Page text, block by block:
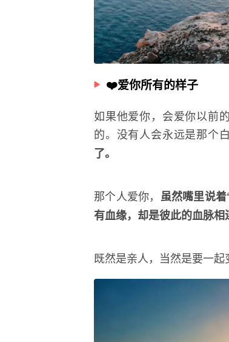
❤️爱你所有的样子
如果他爱你，会爱你以前
的。没有人会永远是那个
了。
那个人爱你， 虽然嘴里说
有血缘，却是彼此的血脉相
既然是亲人，当然是要一起